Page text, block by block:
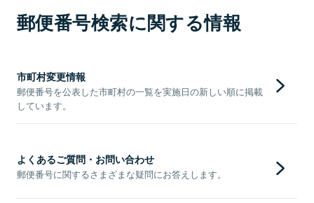
郵便番号検索に関する情報
市町村変更情報
郵便番号を公表した市町村の一覧を実施日の新しい順に掲載
しています。
よくあるご質問・お問い合わせ
郵便番号に関するさまざまな疑問にお答えします。